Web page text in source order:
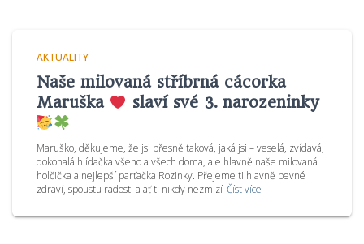
AKTUALITY
Naše milovaná stříbrná cácorka
Maruška
slaví své 3. narozeninky
Maruško, děkujeme, že jsi přesně taková, jaká jsi – veselá, zvídavá,
dokonalá hlídačka všeho a všech doma, ale hlavně naše milovaná
holčička a nejlepší parťačka Rozinky. Přejeme ti hlavně pevné
zdraví, spoustu radosti a ať ti nikdy nezmizí Číst více